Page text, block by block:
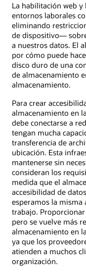
La habilitación web
entornos laborales
eliminando
de dispositivo—
a nuestros datos. El
por cómo puede
disco duro de una
de almacenamiento
almacenamiento.
Para crear
almacenamiento en
debe conectarse a
tengan mucha
transferencia de
ubicación. Esta
mantenerse sin
consideran los
medida que el
accesibilidad de
esperamos la misma
trabajo.
pero se vuelve más
almacenamiento en
ya que los
atienden a muchos
organización.